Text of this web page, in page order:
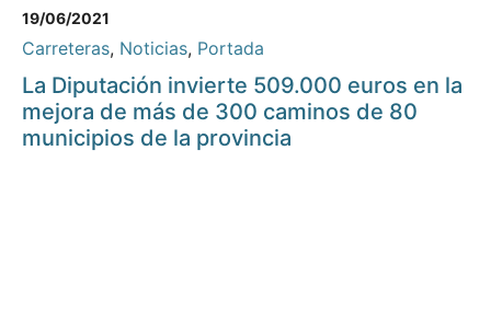
19/06/2021
Carreteras, Noticias, Portada
La Diputación invierte 509.000 euros en la
mejora de más de 300 caminos de 80
municipios de la provincia